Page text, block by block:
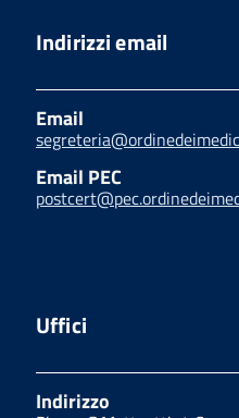
Indirizzi email
Email
Email PEC
Uffici
Indirizzo